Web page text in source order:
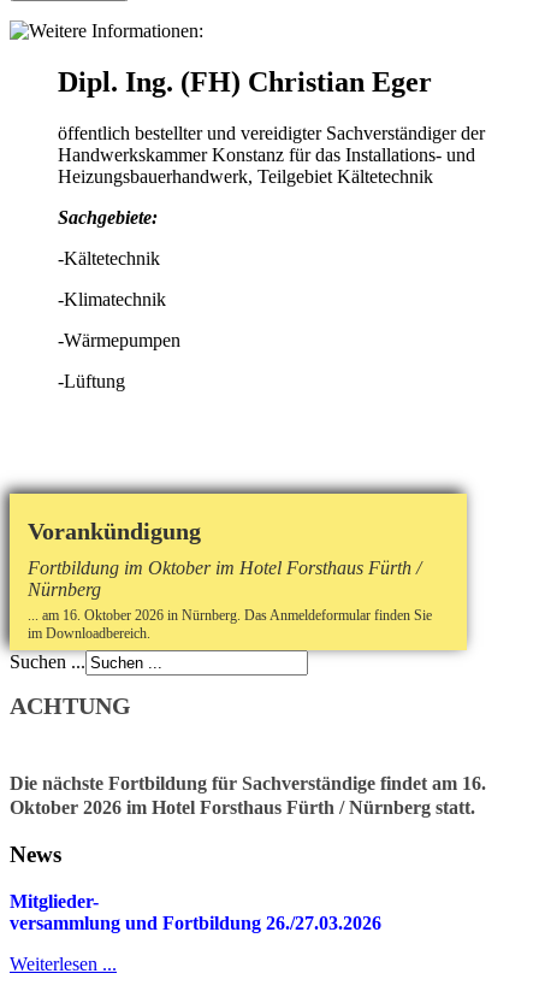
Dipl. Ing. (FH) Christian Eger
öffentlich bestellter und vereidigter Sachverständiger der
Handwerkskammer Konstanz für das Installations- und
Heizungsbauerhandwerk, Teilgebiet Kältetechnik
Sachgebiete:
-Kältetechnik
-Klimatechnik
-Wärmepumpen
-Lüftung
Vorankündigung
Fortbildung im Oktober im Hotel Forsthaus Fürth /
Nürnberg
... am 16. Oktober 2026 in Nürnberg. Das Anmeldeformular finden Sie
im Downloadbereich.
Suchen ...
ACHTUNG
Die nächste Fortbildung für Sachverständige findet am 16.
Oktober 2026 im Hotel Forsthaus Fürth / Nürnberg statt.
News
Mitglieder-
versammlung und Fortbildung 26./27.03.2026
Weiterlesen ...